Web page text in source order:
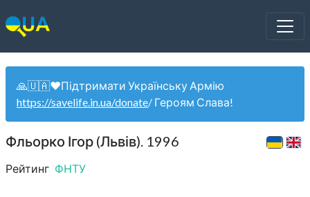
🙏🇺🇦❤️Підтримати Українську Армію
https://savelife.in.ua/donate/ Героям Слава!
Фльорко Ігор (Львів). 1996
Рейтинг ФНТУ